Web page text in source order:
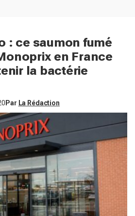
: ce saumon fumé
en France
la bactérie
Par La Rédaction